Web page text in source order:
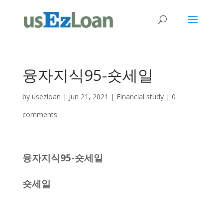
융자지식95-숏세일
by usezloan | Jun 21, 2021 | Financial study| 0
comments
융자지식95-숏세일
숏세일